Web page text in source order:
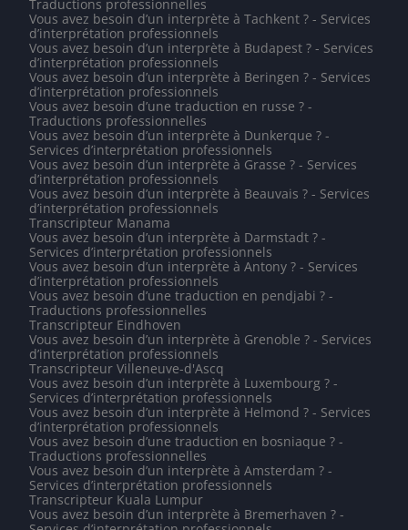
Traductions professionnelles
Vous avez besoin d’un interprète à Tachkent ? - Services
d’interprétation professionnels
Vous avez besoin d’un interprète à Budapest ? - Services
d’interprétation professionnels
Vous avez besoin d’un interprète à Beringen ? - Services
d’interprétation professionnels
Vous avez besoin d’une traduction en russe ? -
Traductions professionnelles
Vous avez besoin d’un interprète à Dunkerque ? -
Services d’interprétation professionnels
Vous avez besoin d’un interprète à Grasse ? - Services
d’interprétation professionnels
Vous avez besoin d’un interprète à Beauvais ? - Services
d’interprétation professionnels
Transcripteur Manama
Vous avez besoin d’un interprète à Darmstadt ? -
Services d’interprétation professionnels
Vous avez besoin d’un interprète à Antony ? - Services
d’interprétation professionnels
Vous avez besoin d’une traduction en pendjabi ? -
Traductions professionnelles
Transcripteur Eindhoven
Vous avez besoin d’un interprète à Grenoble ? - Services
d’interprétation professionnels
Transcripteur Villeneuve-d'Ascq
Vous avez besoin d’un interprète à Luxembourg ? -
Services d’interprétation professionnels
Vous avez besoin d’un interprète à Helmond ? - Services
d’interprétation professionnels
Vous avez besoin d’une traduction en bosniaque ? -
Traductions professionnelles
Vous avez besoin d’un interprète à Amsterdam ? -
Services d’interprétation professionnels
Transcripteur Kuala Lumpur
Vous avez besoin d’un interprète à Bremerhaven ? -